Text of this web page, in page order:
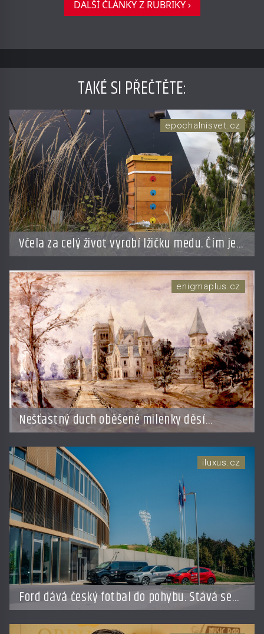
DALŠÍ ČLÁNKY Z RUBRIKY ›
TAKÉ SI PŘEČTĚTE:
Včela za celý život vyrobí lžičku medu. Čím je
pražský med ze střech tak ceněný?
epochalnisvet.cz
Nešťastný duch oběšené milenky děsí
studentky
enigmaplus.cz
Ford dává český fotbal do pohybu. Stává se
novým partnerem FAČR
iluxus.cz